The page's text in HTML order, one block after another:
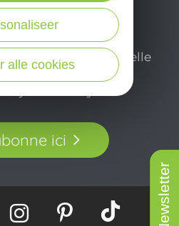
Newsletter
newsletter mensuelle
pour profiter
en Aveyron.
ici
alle cookies